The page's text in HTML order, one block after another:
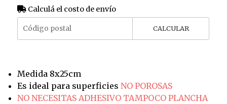
Calculá el costo de envío
CALCULAR
Medida 8x25cm
Es ideal para superficies NO POROSAS
NO NECESITAS ADHESIVO TAMPOCO PLANCHA